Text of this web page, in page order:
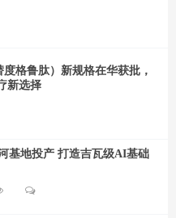
格鲁肽）新规格在华获批，
新选择
基地投产 打造吉瓦级AI基础